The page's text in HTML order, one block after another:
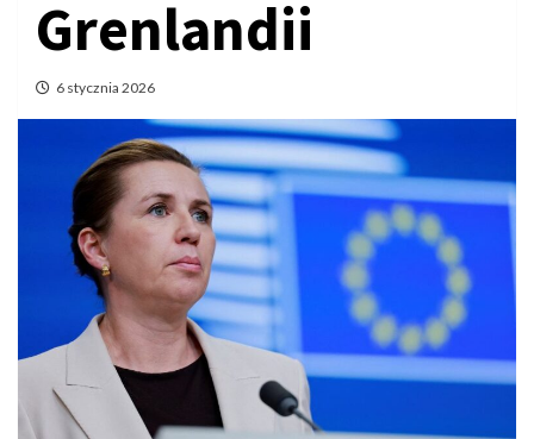
Grenlandii
6 stycznia 2026